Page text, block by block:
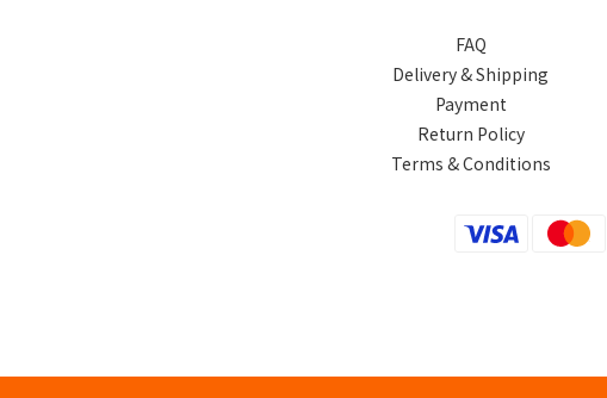
FAQ
Delivery & Shipping
Payment
Return Policy
Terms & Conditions